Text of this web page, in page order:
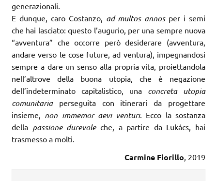
generazionali.
E dunque, caro Costanzo, ad multos annosper i semi
che hai lasciato: questo l’augurio, per una sempre nuova
“avventura” che occorre però desiderare (avventura,
andare verso le cose future, ad ventura), impegnandosi
sempre a dare un senso alla propria vita, proiettandola
nell’altrove della buona utopia, che è negazione
dell’indeterminato capitalistico, una concreta utopia
comunitariaperseguita con itinerari da progettare
insieme, non immemor aevi venturi. Ecco la sostanza
della passione durevoleche, a partire da Lukács, hai
trasmesso a molti.
Carmine Fiorillo , 2019